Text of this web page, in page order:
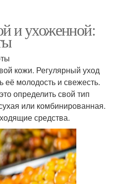
и ухоженной:
кожи. Регулярный уход
её молодость и свежесть.
определить свой тип
или комбинированная.
средства.